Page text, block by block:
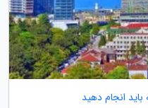
انجام دهید